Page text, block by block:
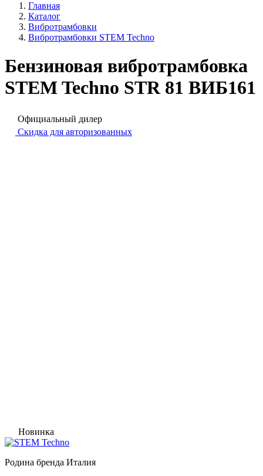
Главная
Каталог
Вибротрамбовки
Вибротрамбовки STEM Techno
Бензиновая вибротрамбовка
STEM Techno STR 81 ВИБ161
Официальный дилер
Скидка для авторизованных
Новинка
Родина бренда Италия